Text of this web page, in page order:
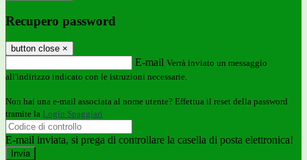
Recupero password
button close ×
E-mail Verrà inviato un messaggio
all'indirizzo indicato con le istruzioni necessarie.
Non hai una e-mail associata al nome utente? Effettua il reset della password
tramite la Login Spaggiari
E-mail inviata, si prega di controllare la casella di posta elettronica!